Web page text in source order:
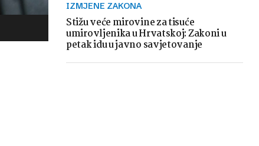
IZMJENE ZAKONA
Stižu veće mirovine za tisuće
umirovljenika u Hrvatskoj: Zakoni u
petak idu u javno savjetovanje